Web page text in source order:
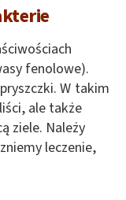
fenolowe).
W takim
ale także
ziele. Należy
leczenie,